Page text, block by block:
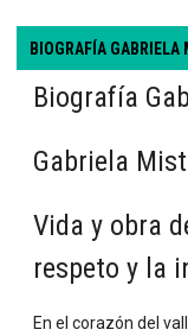
BIOGRAFÍA GABRIELA
Biografía
Gabriela
Vida y obra
respeto y la
En el corazón del
Premio nobel
1. «La educación
desigualdad.»